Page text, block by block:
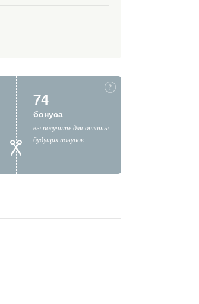
74
бонуса
вы получите для оплаты
будущих покупок